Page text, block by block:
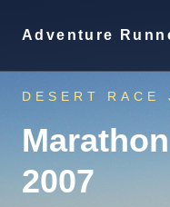
Adventure
DESERT RACE
2007